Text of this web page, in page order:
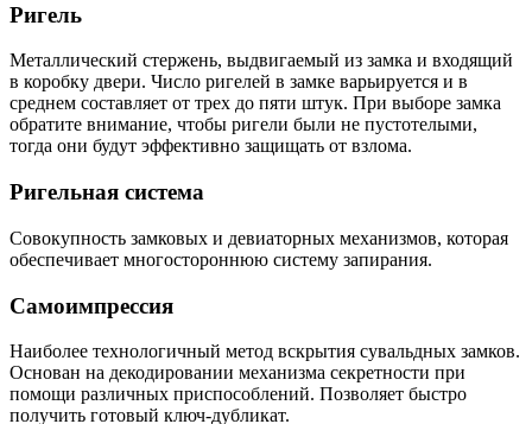
Ригель
Металлический стержень, выдвигаемый из замка и входящий
в коробку двери. Число ригелей в замке варьируется и в
среднем составляет от трех до пяти штук. При выборе замка
обратите внимание, чтобы ригели были не пустотелыми,
тогда они будут эффективно защищать от взлома.
Ригельная система
Совокупность замковых и девиаторных механизмов, которая
обеспечивает многостороннюю систему запирания.
Самоимпрессия
Наиболее технологичный метод вскрытия сувальдных замков.
Основан на декодировании механизма секретности при
помощи различных приспособлений. Позволяет быстро
получить готовый ключ-дубликат.